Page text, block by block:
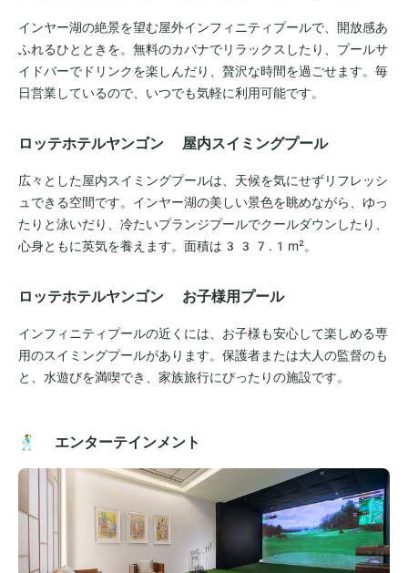
インヤー湖の絶景を望む屋外インフィニティプールで、開放感あ
ふれるひとときを。無料のカバナでリラックスしたり、プールサ
イドバーでドリンクを楽しんだり、贅沢な時間を過ごせます。毎
日営業しているので、いつでも気軽に利用可能です。
ロッテホテルヤンゴン 屋内スイミングプール
広々とした屋内スイミングプールは、天候を気にせずリフレッシ
ュできる空間です。インヤー湖の美しい景色を眺めながら、ゆっ
たりと泳いだり、冷たいプランジプールでクールダウンしたり、
心身ともに英気を養えます。面積は337.1m²。
ロッテホテルヤンゴン お子様用プール
インフィニティプールの近くには、お子様も安心して楽しめる専
用のスイミングプールがあります。保護者または大人の監督のも
と、水遊びを満喫でき、家族旅行にぴったりの施設です。
🕺 エンターテインメント